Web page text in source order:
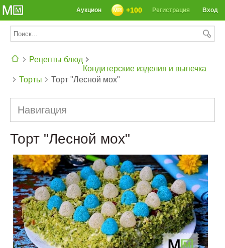
СЕГОДНЯ: 39142 РЕЦЕПТА
Вход
Регистрация
+100
Аукцион
Рецепты блюд
Кондитерские изделия и выпечка
Торты
Торт "Лесной мох"
Навигация
Торт "Лесной мох"